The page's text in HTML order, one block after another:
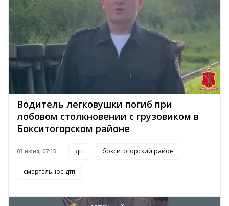
Водитель легковушки погиб при
лобовом столкновении с грузовиком в
Бокситогорском районе
03 июня, 07:15 дтп бокситогорский район
смертельное дтп